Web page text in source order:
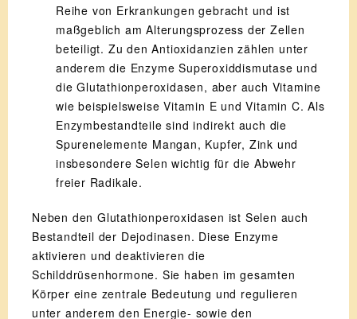
Reihe von Erkrankungen gebracht und ist
maßgeblich am Alterungsprozess der Zellen
beteiligt. Zu den Antioxidanzien zählen unter
anderem die Enzyme Superoxiddismutase und
die Glutathionperoxidasen, aber auch Vitamine
wie beispielsweise Vitamin E und Vitamin C. Als
Enzymbestandteile sind indirekt auch die
Spurenelemente Mangan, Kupfer, Zink und
insbesondere Selen wichtig für die Abwehr
freier Radikale.
Neben den Glutathionperoxidasen ist Selen auch
Bestandteil der Dejodinasen. Diese Enzyme
aktivieren und deaktivieren die
Schilddrüsenhormone. Sie haben im gesamten
Körper eine zentrale Bedeutung und regulieren
unter anderem den Energie- sowie den